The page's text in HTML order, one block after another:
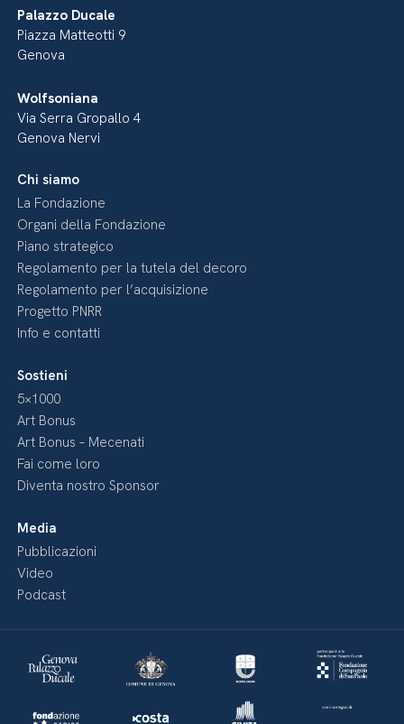
Palazzo Ducale
Piazza Matteotti 9
Genova
Wolfsoniana
Via Serra Gropallo 4
Genova Nervi
Chi siamo
La Fondazione
Organi della Fondazione
Piano strategico
Regolamento per la tutela del decoro
Regolamento per l’acquisizione
Progetto PNRR
Info e contatti
Sostieni
5×1000
Art Bonus
Art Bonus – Mecenati
Fai come loro
Diventa nostro Sponsor
Media
Pubblicazioni
Video
Podcast